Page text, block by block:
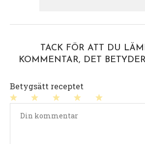
TACK FÖR ATT DU
KOMMENTAR, DET
Betygsätt receptet
stjärnor
stjärnor
stjärnor
stjärna